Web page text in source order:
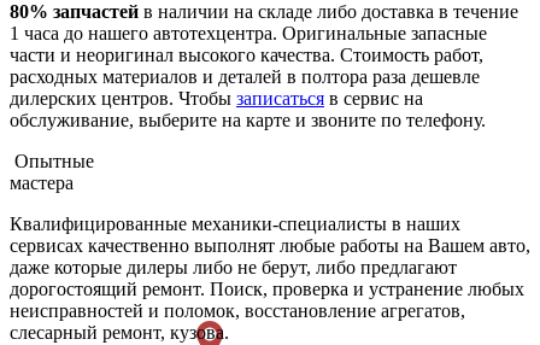
80% запчастей в наличии на складе либо доставка в течение
1 часа до нашего автотехцентра. Оригинальные запасные
части и неоригинал высокого качества. Стоимость работ,
расходных материалов и деталей в полтора раза дешевле
дилерских центров. Чтобы записаться в сервис на
обслуживание, выберите на карте и звоните по телефону.
Опытные
мастера
Квалифицированные механики-специалисты в наших
сервисах качественно выполнят любые работы на Вашем авто,
даже которые дилеры либо не берут, либо предлагают
дорогостоящий ремонт. Поиск, проверка и устранение любых
неисправностей и поломок, восстановление агрегатов,
слесарный ремонт, кузова.